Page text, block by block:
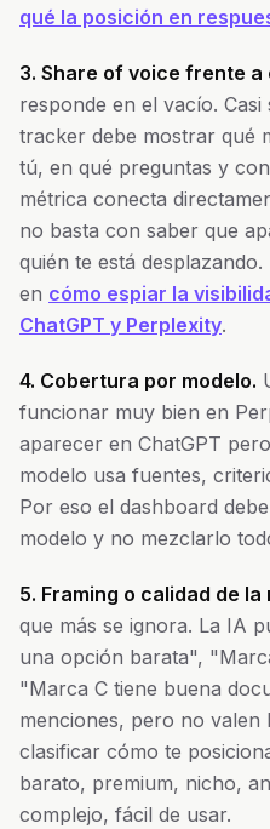
qué la posición en
3. Share of voice frente a
responde en el vacío.
tracker debe mostrar qué
tú, en qué preguntas y
métrica conecta
no basta con saber que
quién te está
en cómo espiar la
ChatGPT y Perplexity.
4. Cobertura por modelo.
funcionar muy bien en
aparecer en ChatGPT
modelo usa fuentes,
Por eso el dashboard
modelo y no mezclarlo
5. Framing o calidad de la
que más se ignora. La IA
una opción barata",
"Marca C tiene buena
menciones, pero no valen
clasificar cómo te
barato, premium, nicho,
complejo, fácil de usar.